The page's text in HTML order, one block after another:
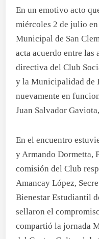
En un emotivo acto
miércoles 2 de julio
Municipal de San
acta acuerdo entre las
directiva del Club
y la Municipalidad de
nuevamente en
Juan Salvador
En el encuentro
y Armando Dormetta,
comisión del Club
Amancay López,
Bienestar Estudiantil
sellaron el
compartió la jornada